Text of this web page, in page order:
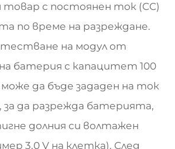
с постоянен ток (CC)
по време на разреждане.
тестване на модул от
батерия с капацитет 100
да бъде зададен на ток
за да разрежда батерията,
долния си волтажен
3,0 V на клетка). След